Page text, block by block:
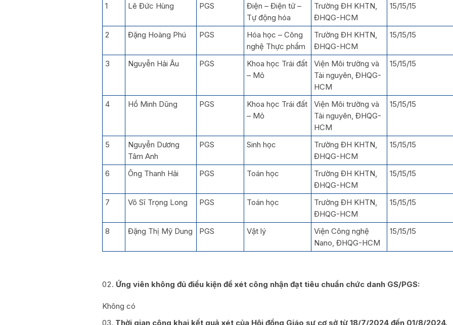
1
Lê Đức Hùng PGS
Điện – Điện tử –
Tự động hóa
Trường ĐH KHTN,
ĐHQG-HCM
15/15/15
2 Đặng Hoàng Phú PGS
Hóa học – Công
nghệ Thực phẩm
Trường ĐH KHTN,
ĐHQG-HCM
15/15/15
3 Nguyễn Hải Âu PGS
Khoa học Trái đất
– Mỏ
Viện Môi trường và
Tài nguyên, ĐHQG-
HCM
15/15/15
4 Hồ Minh Dũng PGS
Khoa học Trái đất
– Mỏ
Viện Môi trường và
Tài nguyên, ĐHQG-
HCM
15/15/15
5
Nguyễn Dương
Tâm Anh
PGS Sinh học
Trường ĐH KHTN,
ĐHQG-HCM
15/15/15
6 Ông Thanh Hải PGS Toán học
Trường ĐH KHTN,
ĐHQG-HCM
15/15/15
7 Võ Sĩ Trọng Long PGS Toán học
Trường ĐH KHTN,
ĐHQG-HCM
15/15/15
8 Đặng Thị Mỹ Dung PGS Vật lý
Viện Công nghệ
Nano, ĐHQG-HCM
15/15/15
Ứng viên không đủ điều kiện để xét công nhận đạt tiêu chuẩn chức danh GS/PGS:
Không có
Thời gian công khai kết quả xét của Hội đồng Giáo sư cơ sở từ 18/7/2024 đến 01/8/2024.